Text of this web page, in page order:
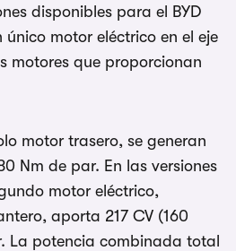
disponibles para el BYD
único motor eléctrico en el eje
motores que proporcionan
motor trasero, se generan
Nm de par. En las versiones
motor eléctrico,
aporta 217 CV (160
La potencia combinada total